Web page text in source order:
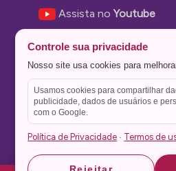
Assista noYoutube
Nos siga no Instagram
Nos siga noTwitter
Salve no
Controle sua privacidade
Nosso site usa cookies para
Usamos cookies para compartilhar
publicidade, dados de usuários e
com o Google.
Política de Privacidade · Termos de